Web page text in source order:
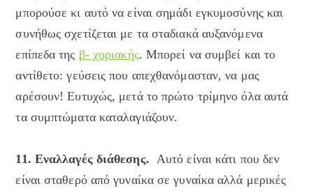
μπορούσε κι αυτό να είναι σημάδι εγκυμοσύνης και
συνήθως σχετίζεται με τα σταδιακά αυξανόμενα
επίπεδα της β- χοριακής. Μπορεί να συμβεί και το
αντίθετο: γεύσεις που απεχθανόμασταν, να μας
αρέσουν! Ευτυχώς, μετά το πρώτο τρίμηνο όλα αυτά
τα συμπτώματα καταλαγιάζουν.
11. Εναλλαγές διάθεσης. Αυτό είναι κάτι που δεν
είναι σταθερό από γυναίκα σε γυναίκα αλλά μερικές